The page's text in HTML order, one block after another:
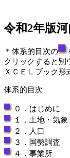
令和2年版
＊体系的目次の
クリックすると別
ＸＣＥＬブック
体系的目次
０．はじめに
１．土地・気象
２．人口
３．国勢調査
４．事業所